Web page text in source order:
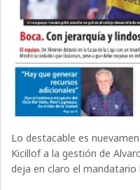
Lo destacable es
Kicillof a la gestión de
deja en claro el mandatario